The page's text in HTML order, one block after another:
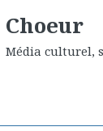
Choeur
Média culturel,